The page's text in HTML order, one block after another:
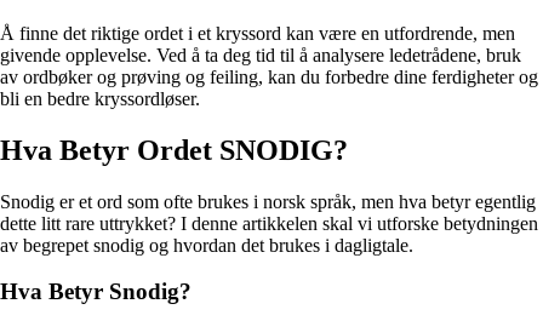
Å finne det riktige ordet i et kryssord kan være en utfordrende, men
givende opplevelse. Ved å ta deg tid til å analysere ledetrådene, bruk
av ordbøker og prøving og feiling, kan du forbedre dine ferdigheter og
bli en bedre kryssordløser.
Hva Betyr Ordet SNODIG?
Snodig er et ord som ofte brukes i norsk språk, men hva betyr egentlig
dette litt rare uttrykket? I denne artikkelen skal vi utforske betydningen
av begrepet snodig og hvordan det brukes i dagligtale.
Hva Betyr Snodig?